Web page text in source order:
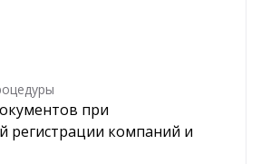
при
регистрации компаний и